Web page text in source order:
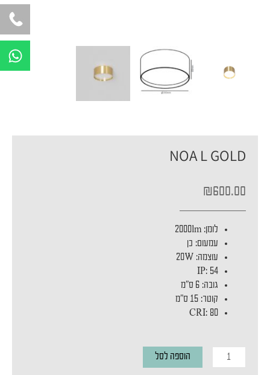
NOA L GOLD
₪600.00
לומן:
2000lm
עמעום: כן
עוצמה:
20W
IP: 54
גובה:6 ס"מ
קוטר:15 ס"מ
CRI: 80
הוספה לסל
W
h
p